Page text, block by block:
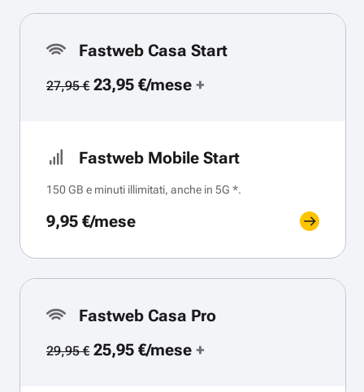
Fastweb Casa Start
27,95 €23,95 €/mese+
Fastweb Mobile Start
150 GB e minuti illimitati, anche in 5G *.
9,95 €/mese
Fastweb Casa Pro
29,95 €25,95 €/mese+